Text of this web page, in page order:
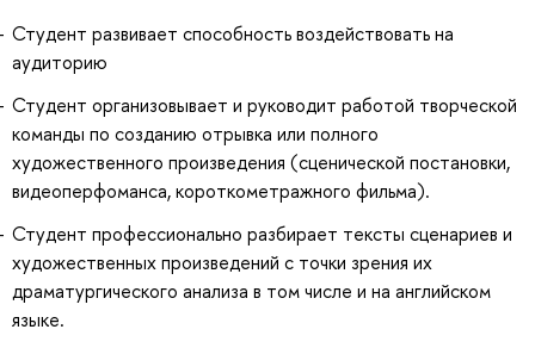
Студент развивает способность воздействовать на
аудиторию
Студент организовывает и руководит работой творческой
команды по созданию отрывка или полного
художественного произведения (сценической постановки,
видеоперфоманса, короткометражного фильма).
Студент профессионально разбирает тексты сценариев и
художественных произведений с точки зрения их
драматургического анализа в том числе и на английском
языке.